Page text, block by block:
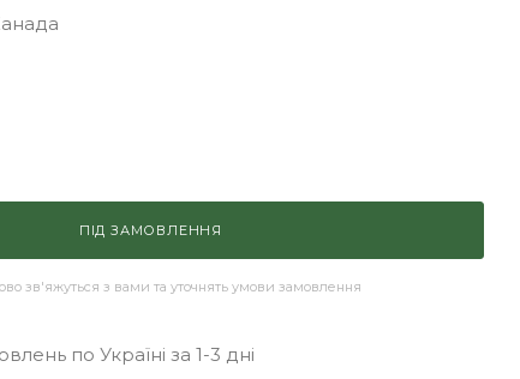
ПІД ЗАМОВЛЕННЯ
зв'яжуться з вами та уточнять умови замовлення
по Україні за 1-3 дні